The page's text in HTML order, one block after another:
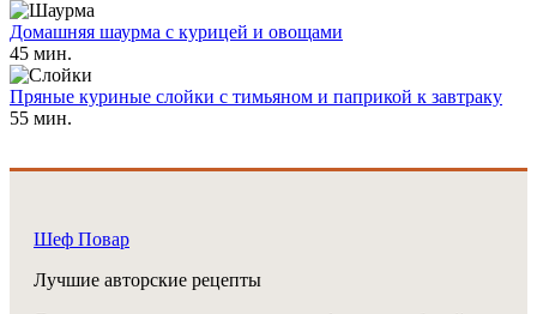
Домашняя шаурма с курицей и овощами
45 мин.
Пряные куриные слойки с тимьяном и паприкой к завтраку
55 мин.
Шеф Повар
Лучшие авторские рецепты